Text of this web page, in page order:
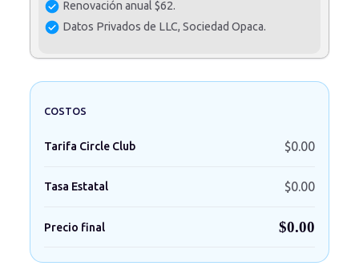
Renovación anual $62.
Datos Privados de LLC, Sociedad Opaca.
COSTOS
Tarifa Circle Club $0.00
Tasa Estatal $0.00
Precio final $0.00